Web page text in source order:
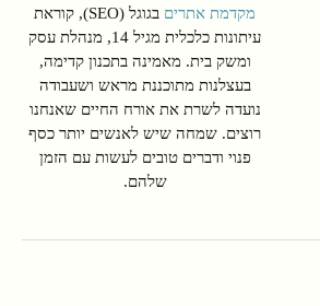
מקדמת אתרים
בגוגל (SEO), קוראת
עיתונות כלכלית מגיל 14, מנהלת עסק
ומשק בית. מאמינה בתכנון קדימה,
בעצלנות מתוכננת מראש ושעבודה
נועדה לשרת את אורח החיים שאנחנו
רוצים. שמחה שיש לאנשים יותר כסף
פנוי ודברים טובים לעשות עם הזמן
שלהם.